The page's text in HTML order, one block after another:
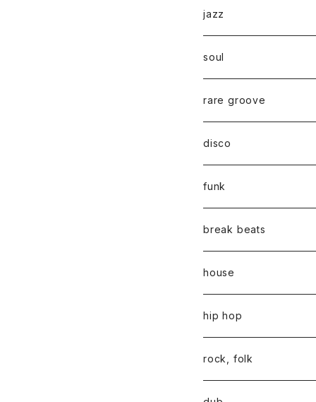
jazz
soul
rare groove
disco
funk
break beats
house
hip hop
rock, folk